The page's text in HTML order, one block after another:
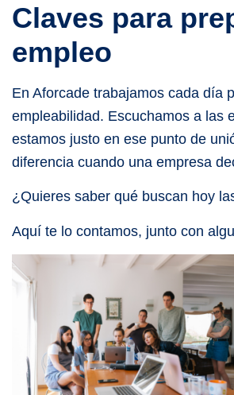
Claves para
empleo
En Aforcade trabajamos cada día
empleabilidad. Escuchamos a las
estamos justo en ese punto de
diferencia cuando una empresa
¿Quieres saber qué buscan hoy
Aquí te lo contamos, junto con